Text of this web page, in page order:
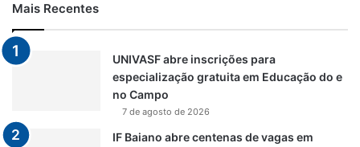
Mais Recentes
UNIVASF abre inscrições para
especialização gratuita em Educação do e
no Campo
7 de agosto de 2026
IF Baiano abre centenas de vagas em